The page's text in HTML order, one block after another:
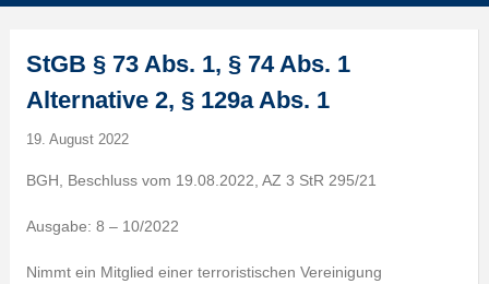
StGB § 73 Abs. 1, § 74 Abs. 1
Alternative 2, § 129a Abs. 1
19. August 2022
BGH, Beschluss vom 19.08.2022, AZ 3 StR 295/21
Ausgabe: 8 – 10/2022
Nimmt ein Mitglied einer terroristischen Vereinigung